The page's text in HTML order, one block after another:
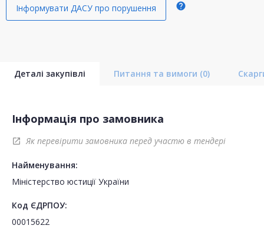
Інформувати ДАСУ про порушення help
Деталі закупівлі Питання та вимоги (0)
Інформація про замовника
open_in_new Як перевірити замовника перед участю в тендері
Найменування:
Міністерство юстиції України
Код ЄДРПОУ:
00015622